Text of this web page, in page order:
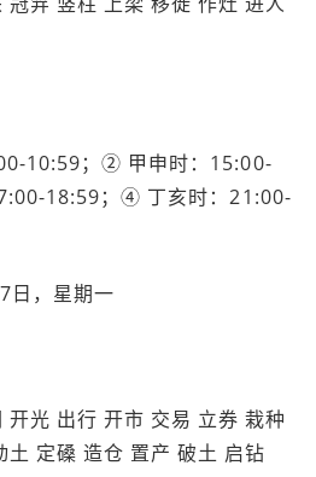
10:59；② 甲申时：15:00-
18:59；④ 丁亥时：21:00-
日，星期一
开光 出行 开市 交易 立券 栽种
定磉 造仓 置产 破土 启钻